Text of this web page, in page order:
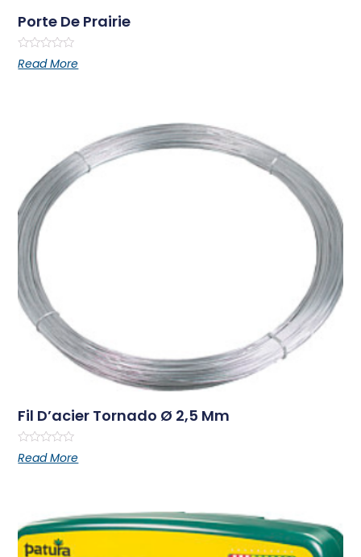
Porte De Prairie
Rated
0
Read More
Fil D’acier Tornado Ø 2,5 Mm
Rated
0
Read More